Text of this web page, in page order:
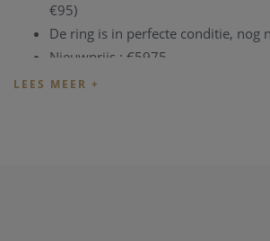
€95)
De ring is in perfecte conditie, nog
Nieuwprijs : €5975
Het juweel is momenteel aanwezig in